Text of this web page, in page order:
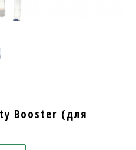
Booster (для